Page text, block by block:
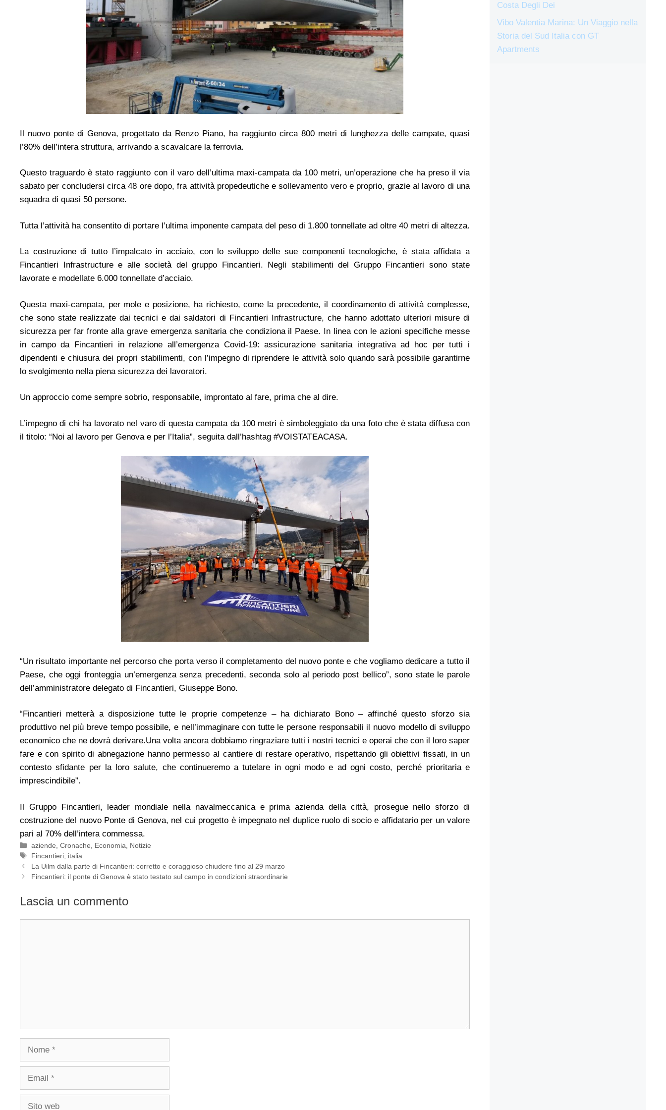
Il nuovo ponte di Genova, progettato da Renzo Piano, ha raggiunto circa 800 metri di lunghezza delle campate, quasi
l’80% dell’intera struttura, arrivando a scavalcare la ferrovia.
Questo traguardo è stato raggiunto con il varo dell’ultima maxi-campata da 100 metri, un’operazione che ha preso il via
sabato per concludersi circa 48 ore dopo, fra attività propedeutiche e sollevamento vero e proprio, grazie al lavoro di una
squadra di quasi 50 persone.
Tutta l’attività ha consentito di portare l’ultima imponente campata del peso di 1.800 tonnellate ad oltre 40 metri di altezza.
La costruzione di tutto l’impalcato in acciaio, con lo sviluppo delle sue componenti tecnologiche, è stata affidata a
Fincantieri Infrastructure e alle società del gruppo Fincantieri. Negli stabilimenti del Gruppo Fincantieri sono state
lavorate e modellate 6.000 tonnellate d’acciaio.
Questa maxi-campata, per mole e posizione, ha richiesto, come la precedente, il coordinamento di attività complesse,
che sono state realizzate dai tecnici e dai saldatori di Fincantieri Infrastructure, che hanno adottato ulteriori misure di
sicurezza per far fronte alla grave emergenza sanitaria che condiziona il Paese. In linea con le azioni specifiche messe
in campo da Fincantieri in relazione all’emergenza Covid-19: assicurazione sanitaria integrativa ad hoc per tutti i
dipendenti e chiusura dei propri stabilimenti, con l’impegno di riprendere le attività solo quando sarà possibile garantirne
lo svolgimento nella piena sicurezza dei lavoratori.
Un approccio come sempre sobrio, responsabile, improntato al fare, prima che al dire.
L’impegno di chi ha lavorato nel varo di questa campata da 100 metri è simboleggiato da una foto che è stata diffusa con
il titolo: “Noi al lavoro per Genova e per l’Italia”, seguita dall’hashtag #VOISTATEACASA.
“Un risultato importante nel percorso che porta verso il completamento del nuovo ponte e che vogliamo dedicare a tutto il
Paese, che oggi fronteggia un’emergenza senza precedenti, seconda solo al periodo post bellico”, sono state le parole
dell’amministratore delegato di Fincantieri, Giuseppe Bono.
“Fincantieri metterà a disposizione tutte le proprie competenze – ha dichiarato Bono – affinché questo sforzo sia
produttivo nel più breve tempo possibile, e nell’immaginare con tutte le persone responsabili il nuovo modello di sviluppo
economico che ne dovrà derivare.Una volta ancora dobbiamo ringraziare tutti i nostri tecnici e operai che con il loro saper
fare e con spirito di abnegazione hanno permesso al cantiere di restare operativo, rispettando gli obiettivi fissati, in un
contesto sfidante per la loro salute, che continueremo a tutelare in ogni modo e ad ogni costo, perché prioritaria e
imprescindibile”.
Il Gruppo Fincantieri, leader mondiale nella navalmeccanica e prima azienda della città, prosegue nello sforzo di
costruzione del nuovo Ponte di Genova, nel cui progetto è impegnato nel duplice ruolo di socio e affidatario per un valore
pari al 70% dell’intera commessa.
Categorie
aziende ,Cronache Economia
Notizie
Tag
Fincantieri italia
La Uilm dalla parte di Fincantieri: corretto e coraggioso chiudere fino al 29 marzo
Fincantieri: il ponte di Genova è stato testato sul campo in condizioni straordinarie
Lascia un commento
Nome
Email
Sito
Costa Degli Dei
Vibo Valentia Marina: Un Viaggio nella
Storia del Sud Italia con GT
Apartments